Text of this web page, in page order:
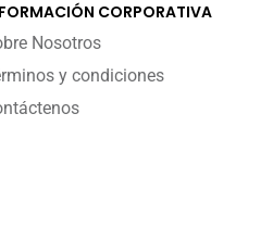
CORPORATIVA
Nosotros
y condiciones